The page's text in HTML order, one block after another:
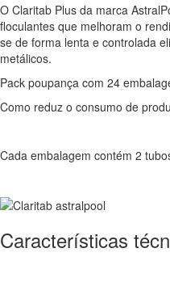
O Claritab Plus da marca
floculantes que melhoram o
se de forma lenta e controlada
metálicos.
Pack poupança com 24
Como reduz o consumo de
Cada embalagem contém 2
Características